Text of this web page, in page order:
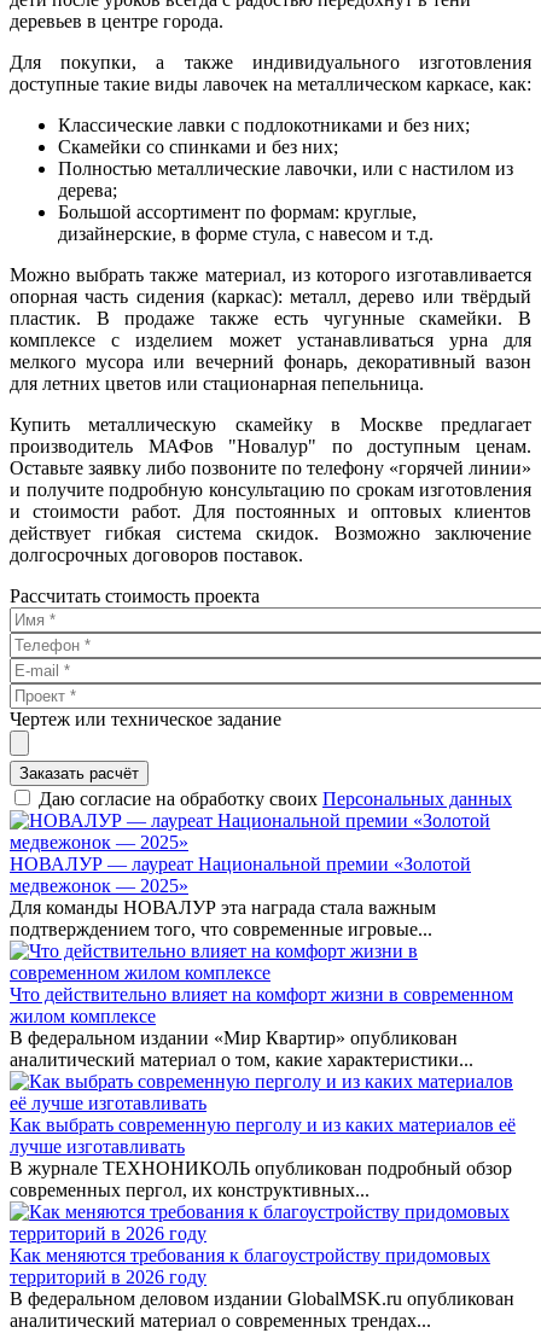
деревьев в центре города.
Для покупки, а также индивидуального изготовления
доступные такие виды лавочек на металлическом каркасе, как:
Классические лавки с подлокотниками и без них;
Скамейки со спинками и без них;
Полностью металлические лавочки, или с настилом из
дерева;
Большой ассортимент по формам: круглые,
дизайнерские, в форме стула, с навесом и т.д.
Можно выбрать также материал, из которого изготавливается
опорная часть сидения (каркас): металл, дерево или твёрдый
пластик. В продаже также есть чугунные скамейки. В
комплексе с изделием может устанавливаться урна для
мелкого мусора или вечерний фонарь, декоративный вазон
для летних цветов или стационарная пепельница.
Купить металлическую скамейку в Москве предлагает
производитель МАФов "Новалур" по доступным ценам.
Оставьте заявку либо позвоните по телефону «горячей линии»
и получите подробную консультацию по срокам изготовления
и стоимости работ. Для постоянных и оптовых клиентов
действует гибкая система скидок. Возможно заключение
долгосрочных договоров поставок.
Рассчитать стоимость проекта
Чертеж или техническое задание
Заказать расчёт
Даю согласие на обработку своих Персональных данных
НОВАЛУР — лауреат Национальной премии «Золотой
медвежонок — 2025»
Для команды НОВАЛУР эта награда стала важным
подтверждением того, что современные игровые...
Что действительно влияет на комфорт жизни в современном
жилом комплексе
В федеральном издании «Мир Квартир» опубликован
аналитический материал о том, какие характеристики...
Как выбрать современную перголу и из каких материалов её
лучше изготавливать
В журнале ТЕХНОНИКОЛЬ опубликован подробный обзор
современных пергол, их конструктивных...
Как меняются требования к благоустройству придомовых
территорий в 2026 году
В федеральном деловом издании GlobalMSK.ru опубликован
аналитический материал о современных трендах...